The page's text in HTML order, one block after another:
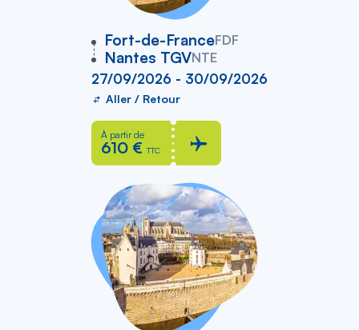
Fort-de-FranceFDF
vers
Nantes TGVNTE
27/09/2026 - 30/09/2026
Aller / Retour
À partir de
610 € TTC